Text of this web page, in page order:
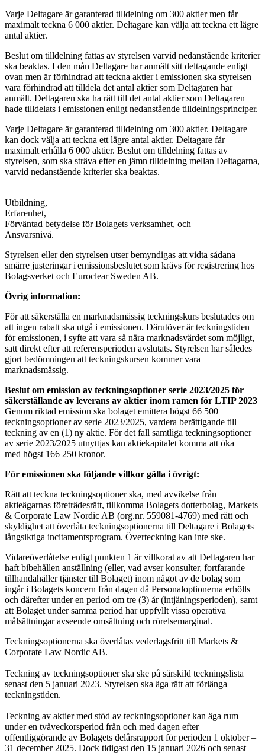
Varje Deltagare är garanterad tilldelning om 300 aktier men får
maximalt teckna 6 000 aktier. Deltagare kan välja att teckna ett lägre
antal aktier.
Beslut om tilldelning fattas av styrelsen varvid nedanstående kriterier
ska beaktas. I den mån Deltagare har anmält sitt deltagande enligt
ovan men är förhindrad att teckna aktier i emissionen ska styrelsen
vara förhindrad att tilldela det antal aktier som Deltagaren har
anmält. Deltagaren ska ha rätt till det antal aktier som Deltagaren
hade tilldelats i emissionen enligt nedanstående tilldelningsprinciper.
Varje Deltagare är garanterad tilldelning om 300 aktier. Deltagare
kan dock välja att teckna ett lägre antal aktier. Deltagare får
maximalt erhålla 6 000 aktier. Beslut om tilldelning fattas av
styrelsen, som ska sträva efter en jämn tilldelning mellan Deltagarna,
varvid nedanstående kriterier ska beaktas.
Utbildning,
Erfarenhet,
Förväntad betydelse för Bolagets verksamhet, och
Ansvarsnivå.
Styrelsen eller den styrelsen utser bemyndigas att vidta sådana
smärre justeringar i emissionsbeslutet som krävs för registrering hos
Bolagsverket och Euroclear Sweden AB.
Övrig information:
För att säkerställa en marknadsmässig teckningskurs beslutades om
att ingen rabatt ska utgå i emissionen. Därutöver är teckningstiden
för emissionen, i syfte att vara så nära marknadsvärdet som möjligt,
satt direkt efter att referensperioden avslutats. Styrelsen har således
gjort bedömningen att teckningskursen kommer vara
marknadsmässig.
Beslut om emission av teckningsoptioner serie 2023/2025 för
säkerställande av leverans av aktier inom ramen för LTIP 2023
Genom riktad emission ska bolaget emittera högst 66 500
teckningsoptioner av serie 2023/2025, vardera berättigande till
teckning av en (1) ny aktie. För det fall samtliga teckningsoptioner
av serie 2023/2025 utnyttjas kan aktiekapitalet komma att öka
med högst 166 250 kronor.
För emissionen ska följande villkor gälla i övrigt:
Rätt att teckna teckningsoptioner ska, med avvikelse från
aktieägarnas företrädesrätt, tillkomma Bolagets dotterbolag, Markets
& Corporate Law Nordic AB (org.nr. 559081-4769) med rätt och
skyldighet att överlåta teckningsoptionerna till Deltagare i Bolagets
långsiktiga incitamentsprogram. Överteckning kan inte ske.
Vidareöverlåtelse enligt punkten 1 är villkorat av att Deltagaren har
haft bibehållen anställning (eller, vad avser konsulter, fortfarande
tillhandahåller tjänster till Bolaget) inom något av de bolag som
ingår i Bolagets koncern från dagen då Personaloptionerna erhölls
och därefter under en period om tre (3) år (intjäningsperioden), samt
att Bolaget under samma period har uppfyllt vissa operativa
målsättningar avseende omsättning och rörelsemarginal.
Teckningsoptionerna ska överlåtas vederlagsfritt till Markets &
Corporate Law Nordic AB.
Teckning av teckningsoptioner ska ske på särskild teckningslista
senast den 5 januari 2023. Styrelsen ska äga rätt att förlänga
teckningstiden.
Teckning av aktier med stöd av teckningsoptioner kan äga rum
under en tvåveckorsperiod från och med dagen efter
offentliggörande av Bolagets delårsrapport för perioden 1 oktober –
31 december 2025. Dock tidigast den 15 januari 2026 och senast